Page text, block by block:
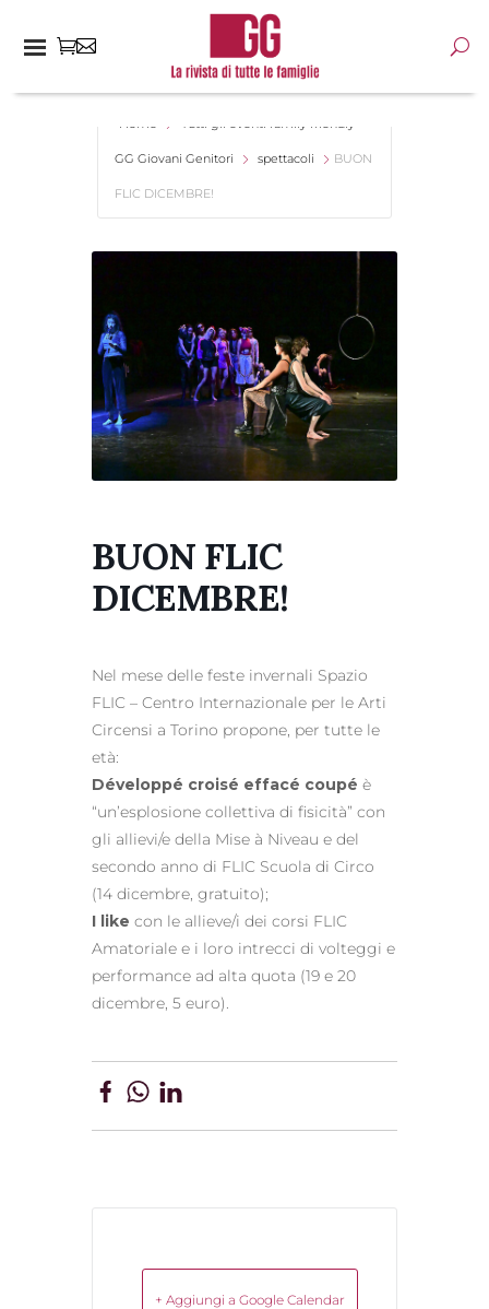
Home Tutti gli eventi family friendly -
GG Giovani Genitori spettacoli BUON
FLIC DICEMBRE!
BUON FLIC
DICEMBRE!
Nel mese delle feste invernali Spazio
FLIC – Centro Internazionale per le Arti
Circensi a Torino propone, per tutte le
età:
Développé croisé effacé coupé è
“un’esplosione collettiva di fisicità” con
gli allievi/e della Mise à Niveau e del
secondo anno di FLIC Scuola di Circo
(14 dicembre, gratuito);
I like con le allieve/i dei corsi FLIC
Amatoriale e i loro intrecci di volteggi e
performance ad alta quota (19 e 20
dicembre, 5 euro).
+ Aggiungi a Google Calendar